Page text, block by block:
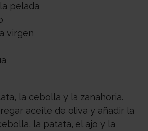
pelada
virgen
la cebolla y la zanahoria.
aceite de oliva y añadir la
la patata, el ajo y la